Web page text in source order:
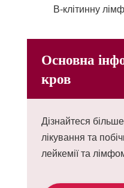
В-клітинну
Основна
кров
Дізнайтеся
лікування та
лейкемії та